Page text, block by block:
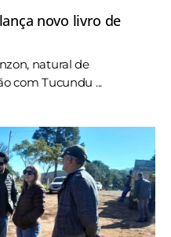
novo livro de
natural de
com Tucundu ...